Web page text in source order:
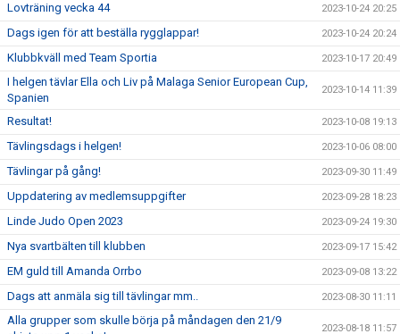
Lovträning vecka 44 2023-10-24 20:25
Dags igen för att beställa rygglappar! 2023-10-24 20:24
Klubbkväll med Team Sportia 2023-10-17 20:49
I helgen tävlar Ella och Liv på Malaga Senior European Cup,
Spanien
2023-10-14 11:39
Resultat! 2023-10-08 19:13
Tävlingsdags i helgen! 2023-10-06 08:00
Tävlingar på gång! 2023-09-30 11:49
Uppdatering av medlemsuppgifter 2023-09-28 18:23
Linde Judo Open 2023 2023-09-24 19:30
Nya svartbälten till klubben 2023-09-17 15:42
EM guld till Amanda Orrbo 2023-09-08 13:22
Dags att anmäla sig till tävlingar mm.. 2023-08-30 11:11
Alla grupper som skulle börja på måndagen den 21/9
2023-08-18 11:57